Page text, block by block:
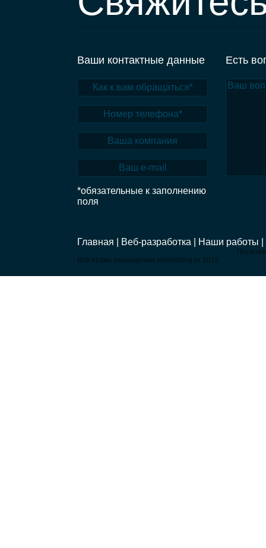
Ваши контактные данные
*обязательные к заполнению
поля
Есть
Главная | Веб-разработка | Наши работы |
Все права защищенны winlanding.ru 2015